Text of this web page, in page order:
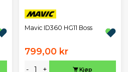
Mavic ID360 HG11 Boss
799,00 kr
- + Kjøp